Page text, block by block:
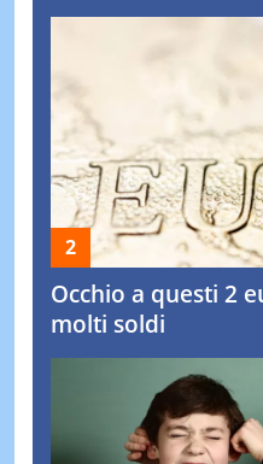
Occhio a questi 2
molti soldi